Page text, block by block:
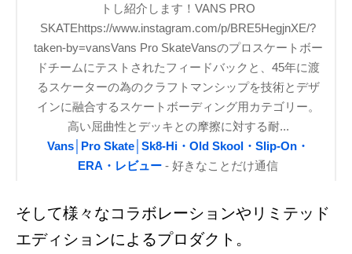
トし紹介します！VANS PRO
SKATEhttps://www.instagram.com/p/BRE5HegjnXE/?
taken-by=vansVans Pro SkateVansのプロスケートボー
ドチームにテストされたフィードバックと、45年に渡
るスケーターの為のクラフトマンシップを技術とデザ
インに融合するスケートボーディング用カテゴリー。
高い屈曲性とデッキとの摩擦に対する耐...
Vans│Pro Skate│Sk8-Hi・Old Skool・Slip-On・
ERA・レビュー - 好きなことだけ通信
そして様々なコラボレーションやリミテッド
エディションによるプロダクト。